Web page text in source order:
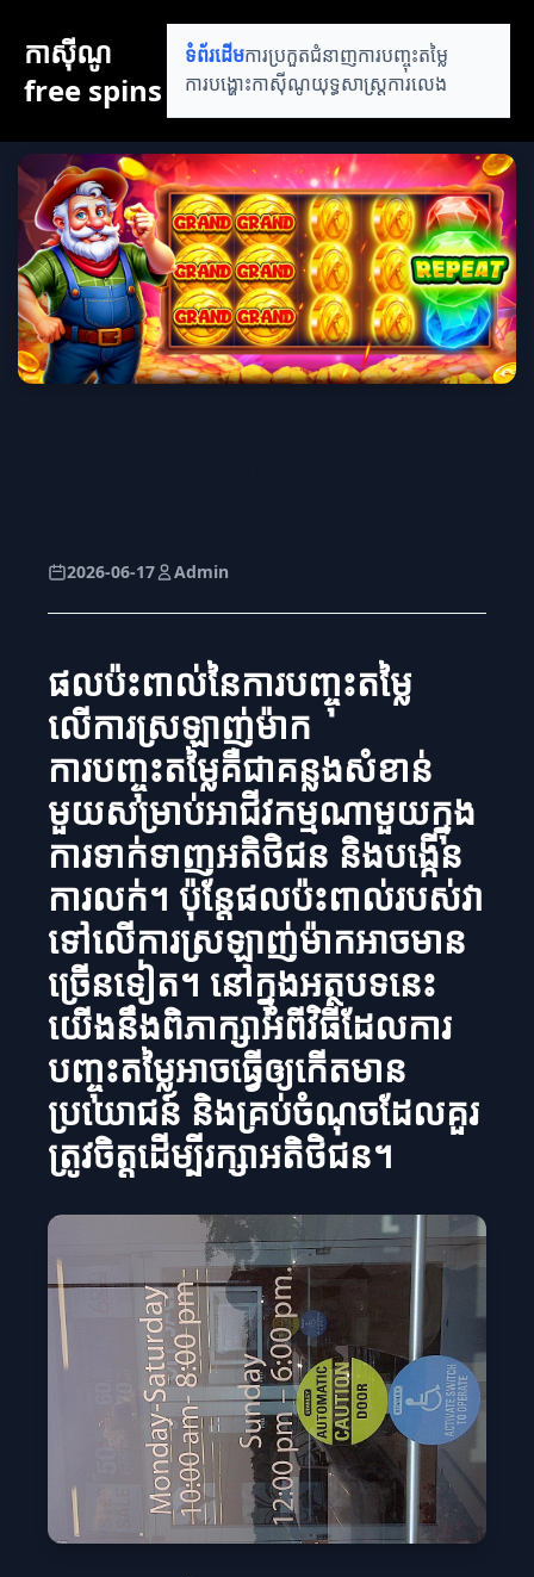
កាស៊ីណូ
free spins
ទំព័រដើមការប្រកួតជំនាញការបញ្ចុះតម្លៃ
ការបង្ហោះកាស៊ីណូយុទ្ធសាស្ត្រការលេង
2026-06-17 Admin
ផលប៉ះពាល់នៃការបញ្ចុះតម្លៃ
លើការស្រឡាញ់ម៉ាក
ការបញ្ចុះតម្លៃគឺជាគន្លងសំខាន់
មួយសម្រាប់អាជីវកម្មណាមួយក្នុង
ការទាក់ទាញអតិថិជន និងបង្កើន
ការលក់។ ប៉ុន្តែផលប៉ះពាល់របស់វា
ទៅលើការស្រឡាញ់ម៉ាកអាចមាន
ច្រើនទៀត។ នៅក្នុងអត្ថបទនេះ
យើងនឹងពិភាក្សាអំពីវិធីដែលការ
បញ្ចុះតម្លៃអាចធ្វើឲ្យកើតមាន
ប្រយោជន៍ និងគ្រប់ចំណុចដែលគួរ
ត្រូវចិត្ដដើម្បីរក្សាអតិថិជន។